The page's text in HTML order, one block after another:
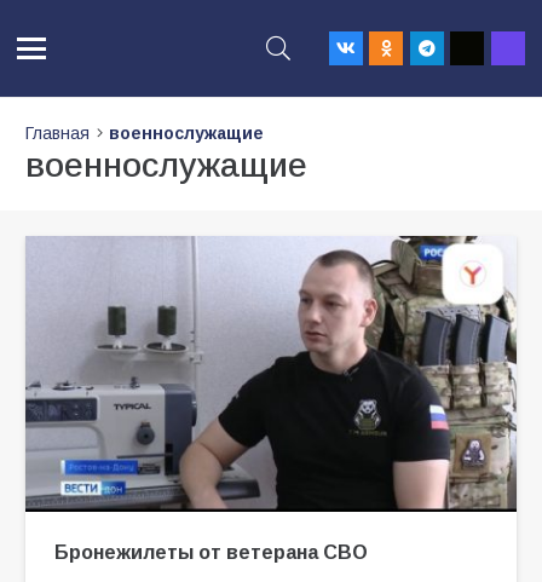
Главная военнослужащие
военнослужащие
Бронежилеты от ветерана СВО